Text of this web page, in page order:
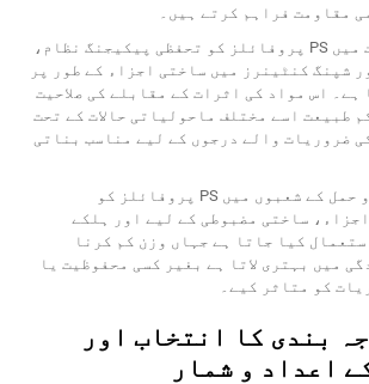
مقاومت فراہم کرتے ہیں۔
پیکیجنگ کے درجات میں PS پروفائلز کو تحفظی پیکیجنگ نظام،
شپنگ کنٹینرز میں ساختی اجزاء کے طور پر
ہے۔ اس مواد کی اثرات کے مقابلے کی صلاحیت
طبیعت اسے مختلف ماحولیاتی حالات کے تحت
ضروریات والے درجوں کے لیے مناسب بناتی
آٹوموٹو اور نقل و حمل کے شعبوں میں PS پروفائلز کو
ساختی مضبوطی کے لیے اور ہلکے
کیا جاتا ہے جہاں وزن کم کرنا
میں بہتری لاتا ہے بغیر کسی محفوظیت یا
کو متاثر کیے۔
بندی کا انتخاب اور
اعداد و شمار